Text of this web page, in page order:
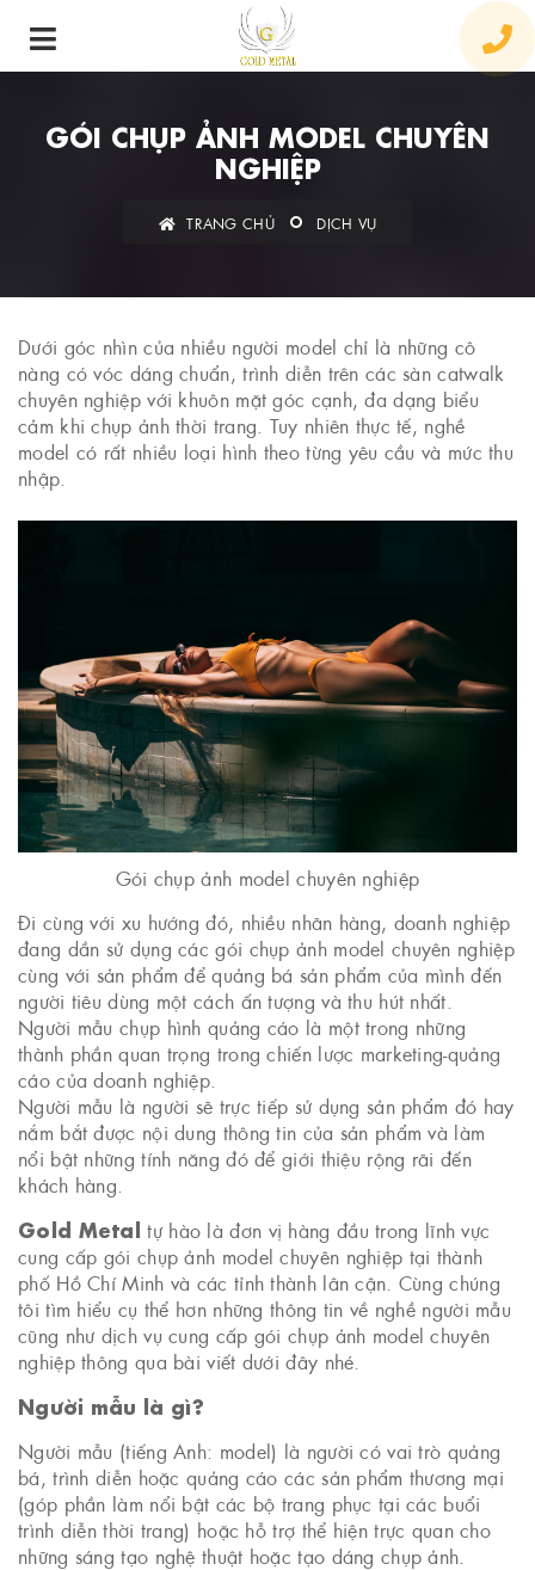
GÓI CHỤP ẢNH MODEL CHUYÊN
NGHIỆP
TRANG CHỦ DỊCH VỤ
Dưới góc nhìn của nhiều người model chỉ là những cô
nàng có vóc dáng chuẩn, trình diễn trên các sàn catwalk
chuyên nghiệp với khuôn mặt góc cạnh, đa dạng biểu
cảm khi chụp ảnh thời trang. Tuy nhiên thực tế, nghề
model có rất nhiều loại hình theo từng yêu cầu và mức thu
nhập.
Gói chụp ảnh model chuyên nghiệp
Đi cùng với xu hướng đó, nhiều nhãn hàng, doanh nghiệp
đang dần sử dụng các gói chụp ảnh model chuyên nghiệp
cùng với sản phẩm để quảng bá sản phẩm của mình đến
người tiêu dùng một cách ấn tượng và thu hút nhất.
Người mẫu chụp hình quảng cáo là một trong những
thành phần quan trọng trong chiến lược marketing-quảng
cáo của doanh nghiệp.
Người mẫu là người sẽ trực tiếp sử dụng sản phẩm đó hay
nắm bắt được nội dung thông tin của sản phẩm và làm
nổi bật những tính năng đó để giới thiệu rộng rãi đến
khách hàng.
Gold Metal tự hào là đơn vị hàng đầu trong lĩnh vực
cung cấp gói chụp ảnh model chuyên nghiệp tại thành
phố Hồ Chí Minh và các tỉnh thành lân cận. Cùng chúng
tôi tìm hiểu cụ thể hơn những thông tin về nghề người mẫu
cũng như dịch vụ cung cấp gói chụp ảnh model chuyên
nghiệp thông qua bài viết dưới đây nhé.
Người mẫu là gì?
Người mẫu (tiếng Anh: model) là người có vai trò quảng
bá, trình diễn hoặc quảng cáo các sản phẩm thương mại
(góp phần làm nổi bật các bộ trang phục tại các buổi
trình diễn thời trang) hoặc hỗ trợ thể hiện trực quan cho
những sáng tạo nghệ thuật hoặc tạo dáng chụp ảnh.